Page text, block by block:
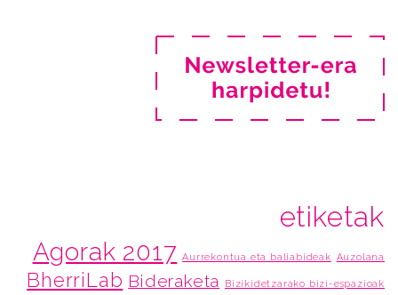
etiketak
Agorak 2017 Aurrekontua eta baliabideak Auzolana
BherriLab Bideraketa Bizikidetzarako bizi-espazioak